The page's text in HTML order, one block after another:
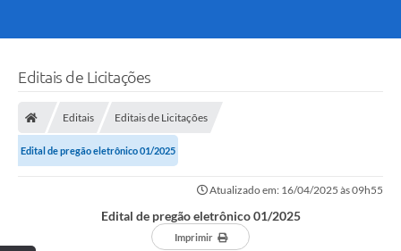
Editais de Licitações
Editais Editais de Licitações
Edital de pregão eletrônico 01/2025
Atualizado em: 16/04/2025 às 09h55
Edital de pregão eletrônico 01/2025
Imprimir